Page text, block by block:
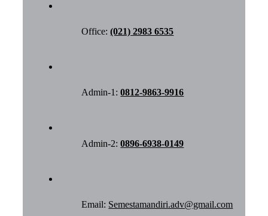
Office:(021) 2983 6535
Admin-1:0812-9863-9916
Admin-2:0896-6938-0149
Email: Semestamandiri.adv@gmail.com